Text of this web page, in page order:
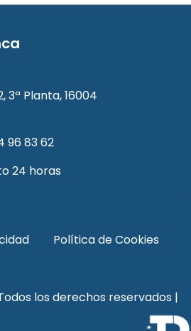
3ª Planta, 16004
96 83 62
24 horas
Política de Cookies
los derechos reservados |